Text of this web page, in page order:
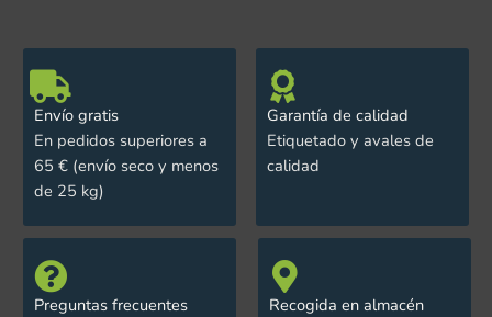
Envío gratis
En pedidos superiores a
65 € (envío seco y menos
de 25 kg)
Garantía de calidad
Etiquetado y avales de
calidad
Preguntas frecuentes
Recogida en almacén